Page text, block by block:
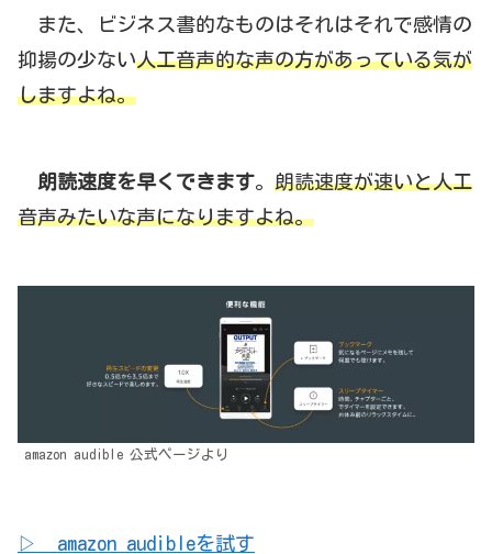
また、ビジネス書的なものはそれはそれで感情の
抑揚の少ない人工音声的な声の方があっている気が
しますよね。
朗読速度を早くできます。 朗読速度が速いと人工
音声みたいな声になりますよね。
amazon audible 公式ページより
▷ amazon audibleを試す